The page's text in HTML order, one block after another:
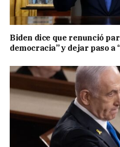
Biden dice que renunció
democracia” y dejar paso a